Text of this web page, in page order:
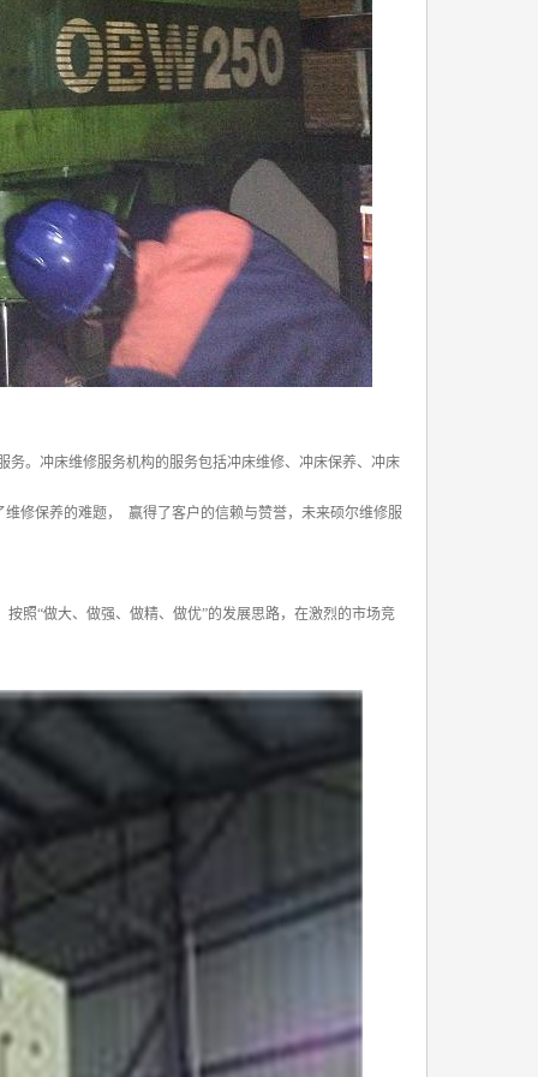
。冲床维修服务机构的服务包括冲床维修、冲床保养、冲床
修保养的难题， 赢得了客户的信赖与赞誉，未来硕尔维修服
照“做大、做强、做精、做优”的发展思路，在激烈的市场竞